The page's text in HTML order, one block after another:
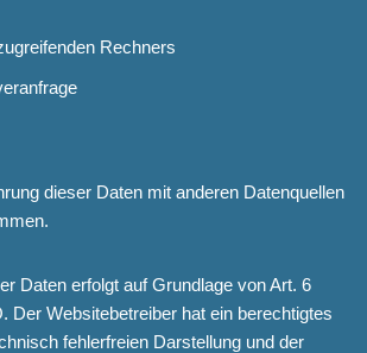
Rechners
dieser Daten mit anderen Datenquellen
Daten erfolgt auf Grundlage von Art. 6
Der Websitebetreiber hat ein berechtigtes
fehlerfreien Darstellung und der